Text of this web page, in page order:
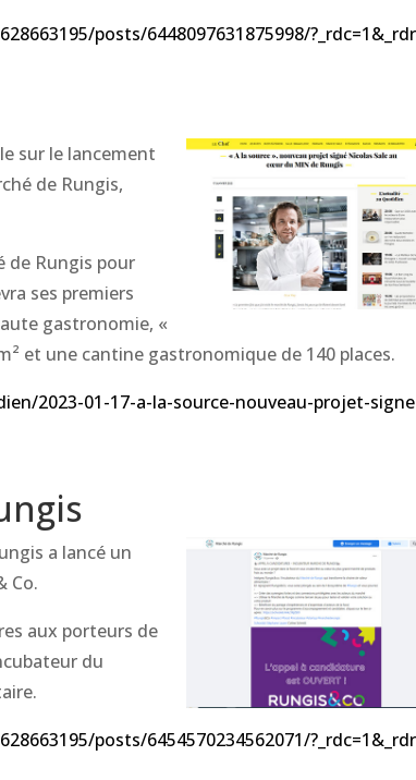
posts/6448097631875998/?_rdc=1&_rdr
sur le lancement
de Rungis,
de Rungis pour
ses premiers
gastronomie, «
et une cantine gastronomique de 140 places.
2023-01-17-a-la-source-nouveau-projet-
a lancé un
Co.
aux porteurs de
du
posts/6454570234562071/?_rdc=1&_rdr